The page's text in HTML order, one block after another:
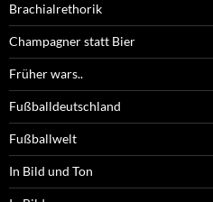
Brachialrethorik
Champagner statt Bier
Früher wars..
Fußballdeutschland
Fußballwelt
In Bild und Ton